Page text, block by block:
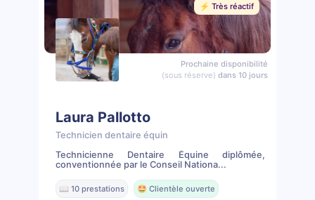
⚡️ Très réactif
Prochaine disponibilité
(sous réserve) dans 10 jours
Laura Pallotto
Technicien dentaire équin
Technicienne Dentaire Équine diplômée,
conventionnée par le Conseil Nationa...
📖 10 prestations 🤩 Clientèle ouverte